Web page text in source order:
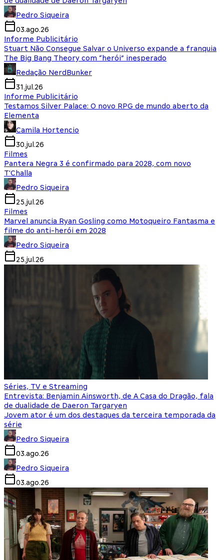
Pedro Siqueira
03.ago.26
Informe Publicitário
Stuart Não Consegue Salvar o Universo expande a franquia
The Big Bang Theory com “herói” inesperado
Redação NerdBunker
31.jul.26
Informe Publicitário
Testamos Silver Palace: O novo RPG de mundo aberto da
Elementa
Camila Hortencio
30.jul.26
Filmes
Pantera Negra 3 é confirmado para 2028, com novo
T'Challa
Pedro Siqueira
25.jul.26
Filmes
Marvel anuncia Ryan Gosling como Motoqueiro Fantasma e
filme do anti-herói em 2028
Pedro Siqueira
25.jul.26
Séries, TV e Streaming
Entrevista: Benjamin Ainsworth, de A Casa do Dragão, fala
de dualidade de Daeron Targaryen
Jovem ator é um dos destaques da terceira temporada da
série
Pedro Siqueira
03.ago.26
Pedro Siqueira
03.ago.26